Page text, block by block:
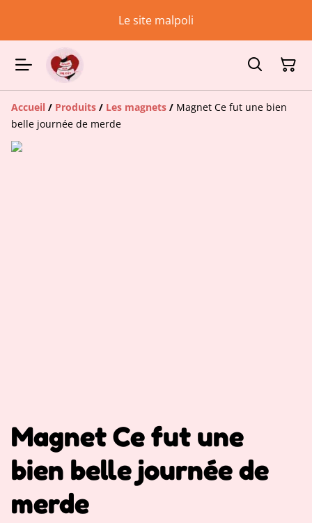
Le site malpoli
Accueil / Produits / Les magnets / Magnet Ce fut une bien
belle journée de merde
Magnet Ce fut une
bien belle journée de
merde